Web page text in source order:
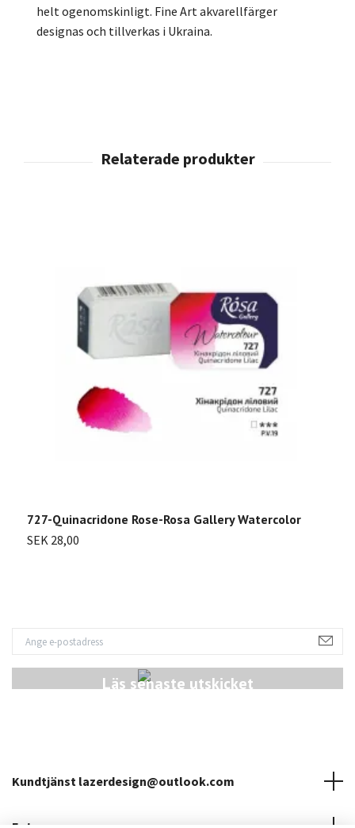
Läs senaste utskicket
helt ogenomskinligt. Fine Art akvarellfärger
designas och tillverkas i Ukraina.
727-Quinacridone Rose-Rosa Gallery Watercolor
SEK 28,00
Kundtjänst lazerdesign@outlook.com